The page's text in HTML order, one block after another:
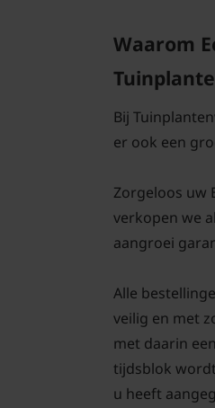
Waarom
Bij
er ook een
Zorgeloos uw
verkopen we
aangroei
Alle
veilig en met
met daarin
tijdsblok
u heeft